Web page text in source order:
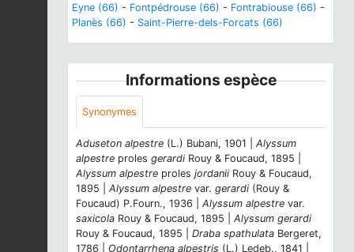
Eyne (66) - Fontpédrouse (66) - Fontrabiouse (66) -
Planès (66) - Saint-Pierre-dels-Forcats (66)
Informations espèce
Synonymes
Aduseton alpestre (L.) Bubani, 1901 | Alyssum
alpestre proles gerardi Rouy & Foucaud, 1895 |
Alyssum alpestre proles jordanii Rouy & Foucaud,
1895 | Alyssum alpestre var. gerardi (Rouy &
Foucaud) P.Fourn., 1936 | Alyssum alpestre var.
saxicola Rouy & Foucaud, 1895 | Alyssum gerardi
Rouy & Foucaud, 1895 | Draba spathulata Bergeret,
1786 | Odontarrhena alpestris (L.) Ledeb., 1841 |